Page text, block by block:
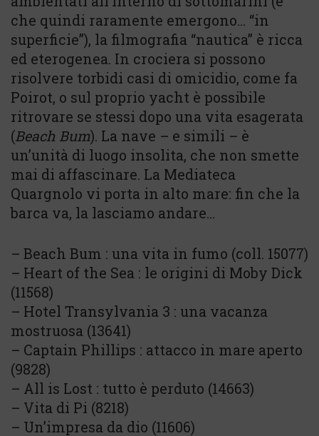
che quindi raramente emergono… “in
superficie”), la filmografia “nautica” è ricca
ed eterogenea. In crociera si possono
risolvere torbidi casi di omicidio, come fa
Poirot, o sul proprio yacht è possibile
ritrovare se stessi dopo una vita esagerata
(Beach Bum). La nave – e simili – è
un’unità di luogo insolita, che non smette
mai di affascinare. La Mediateca
Quargnolo vi porta in alto mare: fin che la
barca va, la lasciamo andare…
– Beach Bum : una vita in fumo (coll. 15077)
– Heart of the Sea : le origini di Moby Dick
(11568)
– Hotel Transylvania 3 : una vacanza
mostruosa (13641)
– Captain Phillips : attacco in mare aperto
(9828)
– All is Lost : tutto è perduto (14663)
– Vita di Pi (8218)
– Un’impresa da dio (11606)